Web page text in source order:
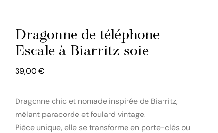
Dragonne de téléphone
Escale à Biarritz soie
39,00€
Dragonne chic et nomade inspirée de Biarritz,
mêlant paracorde et foulard vintage.
Pièce unique, elle se transforme en porte-clés ou